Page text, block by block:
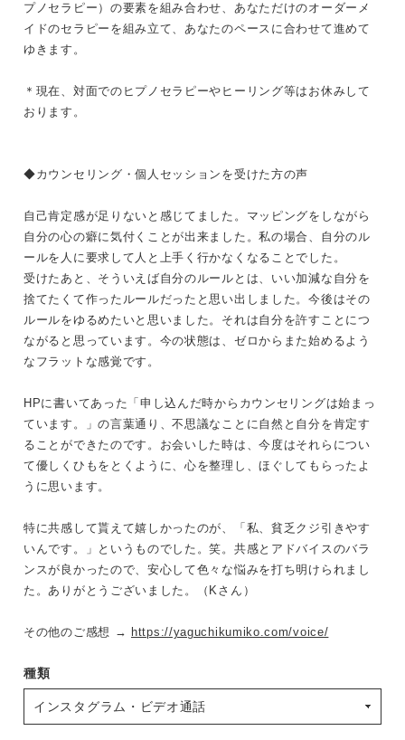
プノセラピー）の要素を組み合わせ、あなただけのオーダーメ
イドのセラピーを組み立て、あなたのペースに合わせて進めて
ゆきます。
＊現在、対面でのヒプノセラピーやヒーリング等はお休みして
おります。
◆カウンセリング・個人セッションを受けた方の声
自己肯定感が足りないと感じてました。マッピングをしながら
自分の心の癖に気付くことが出来ました。私の場合、自分のル
ールを人に要求して人と上手く行かなくなることでした。
受けたあと、そういえば自分のルールとは、いい加減な自分を
捨てたくて作ったルールだったと思い出しました。今後はその
ルールをゆるめたいと思いました。それは自分を許すことにつ
ながると思っています。今の状態は、ゼロからまた始めるよう
なフラットな感覚です。
HPに書いてあった「申し込んだ時からカウンセリングは始まっ
ています。」の言葉通り、不思議なことに自然と自分を肯定す
ることができたのです。お会いした時は、今度はそれらについ
て優しくひもをとくように、心を整理し、ほぐしてもらったよ
うに思います。
特に共感して貰えて嬉しかったのが、「私、貧乏クジ引きやす
いんです。」というものでした。笑。共感とアドバイスのバラ
ンスが良かったので、安心して色々な悩みを打ち明けられまし
た。ありがとうございました。（Kさん）
その他のご感想 → https://yaguchikumiko.com/voice/
種類